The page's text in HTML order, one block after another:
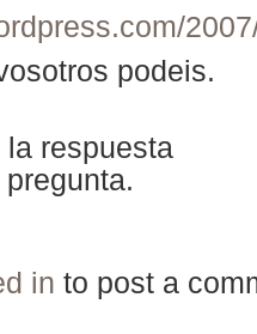
podeis.
respuesta
in to post a